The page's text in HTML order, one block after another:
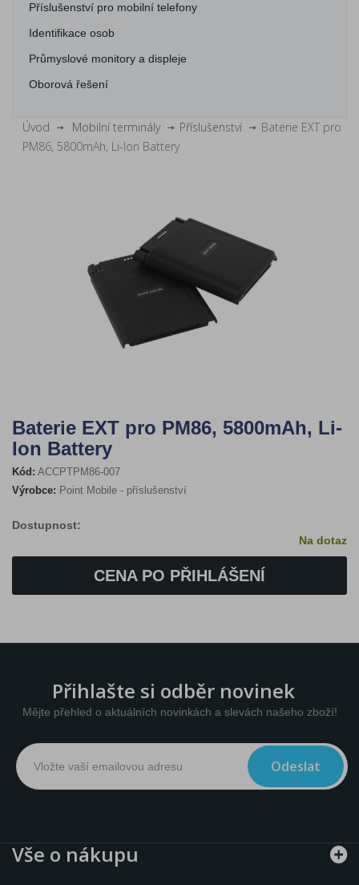
Příslušenství pro mobilní telefony
Identifikace osob
Průmyslové monitory a displeje
Oborová řešení
Úvod Mobilní terminály Příslušenství
Baterie EXT pro
PM86, 5800mAh, Li-Ion Battery
Baterie EXT pro PM86, 5800mAh, Li-
Ion Battery
Kód: ACCPTPM86-007
Výrobce: Point Mobile - příslušenství
Dostupnost:
Na dotaz
CENA PO PŘIHLÁŠENÍ
Přihlašte si odběr novinek
Mějte přehled o aktuálních novinkách a slevách našeho zboží!
Odeslat
Vše o nákupu